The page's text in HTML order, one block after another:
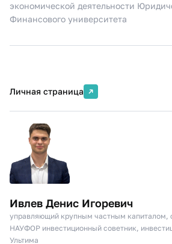
экономической деятельности
Финансового университета
Личная страница
Ивлев Денис Игоревич
управляющий крупным частным капиталом,
НАУФОР инвестиционный советник,
Ультима